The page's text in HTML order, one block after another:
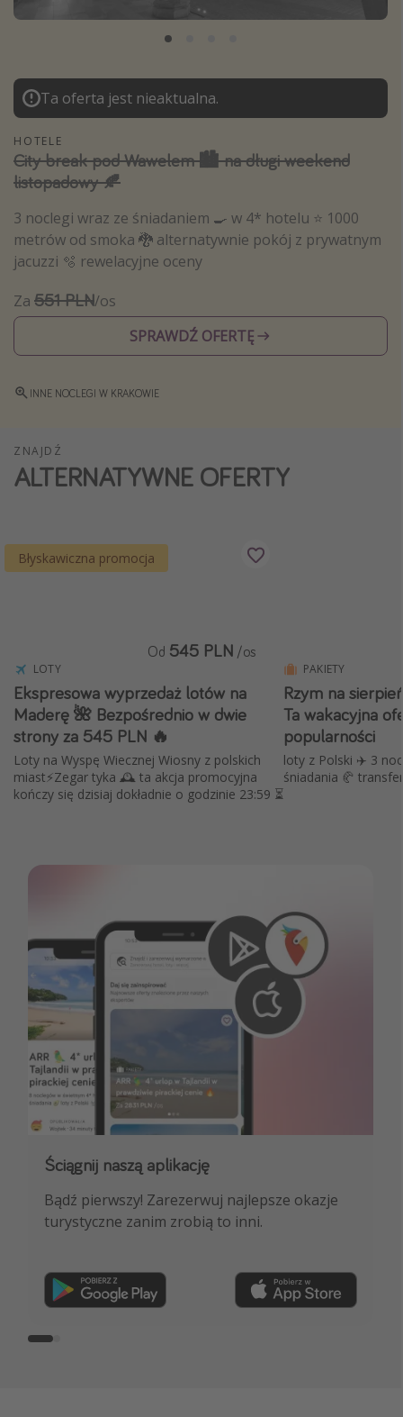
Albania
Polska
Malediwy
Azja Południowo-Wschodnia
Tajlandia
Wszystkie kierunki
Rodzaj wyjazdu
Wakacje All Inclusive
Wakacje do 1000 PLN
Noclegi z prywatnym jacuzzi w pokoju/na tarasie
City Break
Hotele SPA i wellness
Wyjazd na narty
Wyjazdy na Majówkę
Newsy, ciekawostki, porady podróżnicze
Najlepsze aplikacje podróżnicze
Kalendarz podróży
Ta oferta jest nieaktualna.
HOTELE
City break pod Wawelem 🏙️ na długi weekend
listopadowy 🍂
3 noclegi wraz ze śniadaniem 🍳 w 4* hotelu ⭐ 1000
metrów od smoka 🐉 alternatywnie pokój z prywatnym
jacuzzi 🫧 rewelacyjne oceny
Za 551 PLN/os
SPRAWDŹ OFERTĘ
INNE NOCLEGI W KRAKOWIE
ZNAJDŹ
ALTERNATYWNE OFERTY
Błyskawiczna promocja
LOTY
Ekspresowa wyprzedaż lotów na
Maderę 🌺 Bezpośrednio w dwie
strony za 545 PLN 🔥
Loty na Wyspę Wiecznej Wiosny z polskich
miast⚡️Zegar tyka 🕰️ ta akcja promocyjna
kończy się dzisiaj dokładnie o godzinie 23:59 ⏳
Od 545 PLN /os
PAKIETY
Rzym na
Ta wakacyjna
popularności
loty z Polski ✈️ 3
śniadania 🥐
Ściągnij naszą aplikację
Bądź pierwszy! Zarezerwuj najlepsze okazje
turystyczne zanim zrobią to inni.
Dołącz do naszego kanału na WhatsApp
NAJLEPSZE oferty podróżnicze, porady
ekspertów i wiele więcej!